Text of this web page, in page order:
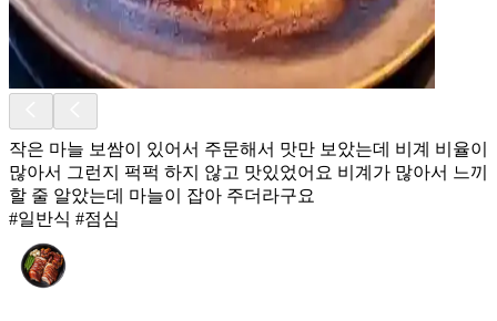
작은 마늘 보쌈이 있어서 주문해서 맛만 보았는데 비계 비율이
많아서 그런지 퍽퍽 하지 않고 맛있었어요 비계가 많아서 느끼
할 줄 알았는데 마늘이 잡아 주더라구요
#일반식 #점심